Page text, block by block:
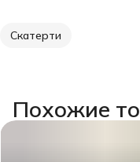
Скатерти
Похожие